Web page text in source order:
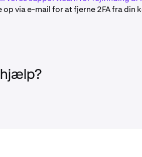
via e-mail for at fjerne 2FA fra din
hjælp?